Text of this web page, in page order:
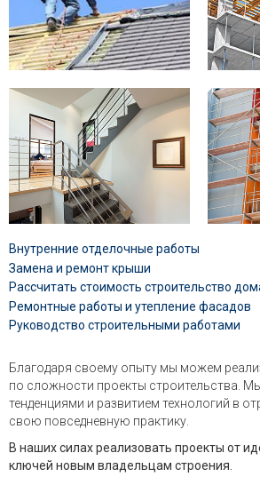
Внутренние отделочные работы
Замена и ремонт крыши
Рассчитать стоимость строительство
Ремонтные работы и утепление фасадов
Руководство строительными работами
Благодаря своему опыту мы можем
по сложности проекты строительства.
тенденциями и развитием технологий в
свою повседневную практику.
В наших силах реализовать проекты от
ключей новым владельцам строения.